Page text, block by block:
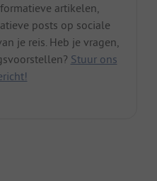
artikelen,
posts op sociale
je reis. Heb je vragen,
Stuur ons